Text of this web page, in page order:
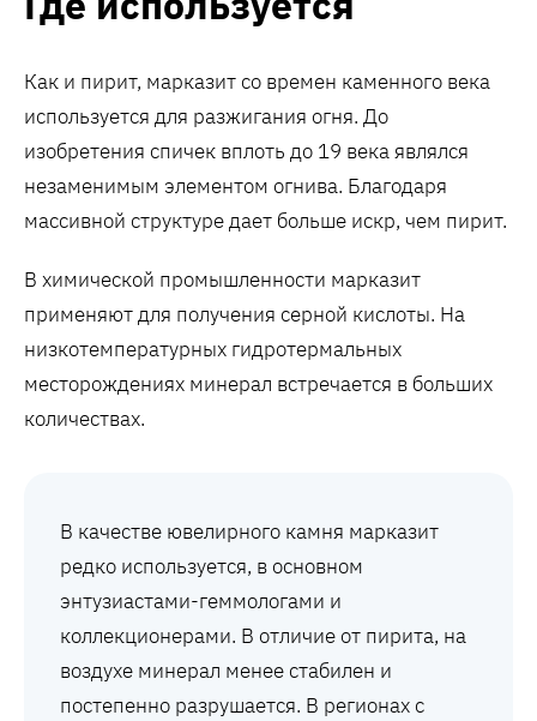
Как и пирит, марказит со времен каменного века
используется для разжигания огня. До
изобретения спичек вплоть до 19 века являлся
незаменимым элементом огнива. Благодаря
массивной структуре дает больше искр, чем пирит.
В химической промышленности марказит
применяют для получения серной кислоты. На
низкотемпературных гидротермальных
месторождениях минерал встречается в больших
количествах.
В качестве ювелирного камня марказит
редко используется, в основном
энтузиастами-геммологами и
коллекционерами. В отличие от пирита, на
воздухе минерал менее стабилен и
постепенно разрушается. В регионах с